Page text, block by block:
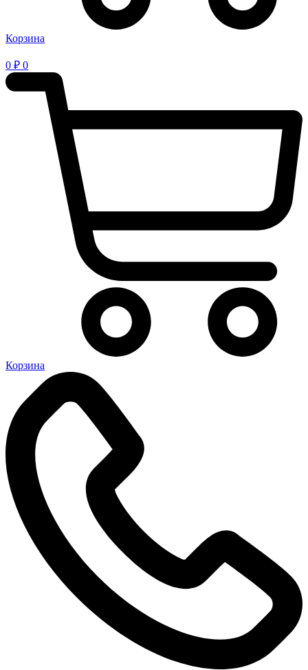
Корзина
0 ₽ 0
Корзина